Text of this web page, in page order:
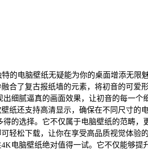
的电脑壁纸无疑能为你的桌面增添无限
合了复古报纸墙的元素，将初音的可爱
细腻逼真的画面效果，让初音的每一
纸还支持高清显示，确保在不同尺寸的
的选择。它不仅属于电脑壁纸的范畴，
轻松下载，让你在享受高品质视觉体验
电脑壁纸绝对值得一试。它不仅能够提